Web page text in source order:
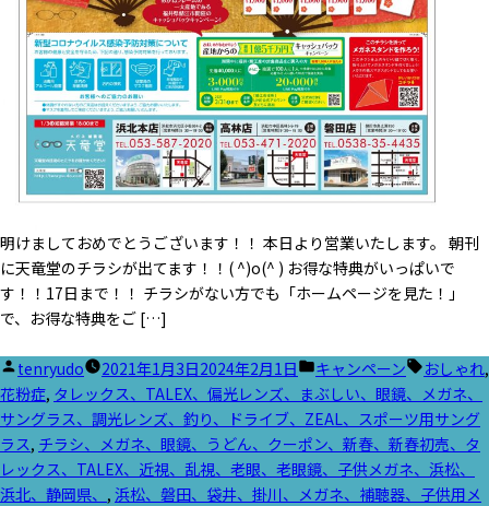
明けましておめでとうございます！！ 本日より営業いたします。 朝刊
に天竜堂のチラシが出てます！！( ^)o(^ ) お得な特典がいっぱいで
す！！17日まで！！ チラシがない方でも「ホームページを見た！」
で、お得な特典をご […]
投
稿
者:
tenryudo 2021年1月3日2024年2月1日
カ
テ
ゴ
リ
ー:
キャンペーン
タ
グ:
おしゃれ,
花粉症, タレックス、TALEX、偏光レンズ、まぶしい、眼鏡、メガネ、
サングラス、調光レンズ、釣り、ドライブ、ZEAL、スポーツ用サング
ラス, チラシ、メガネ、眼鏡、うどん、クーポン、新春、新春初売、タ
レックス、TALEX、近視、乱視、老眼、老眼鏡、子供メガネ、浜松、
浜北、静岡県、 , 浜松、磐田、袋井、掛川、メガネ、補聴器、子供用メ